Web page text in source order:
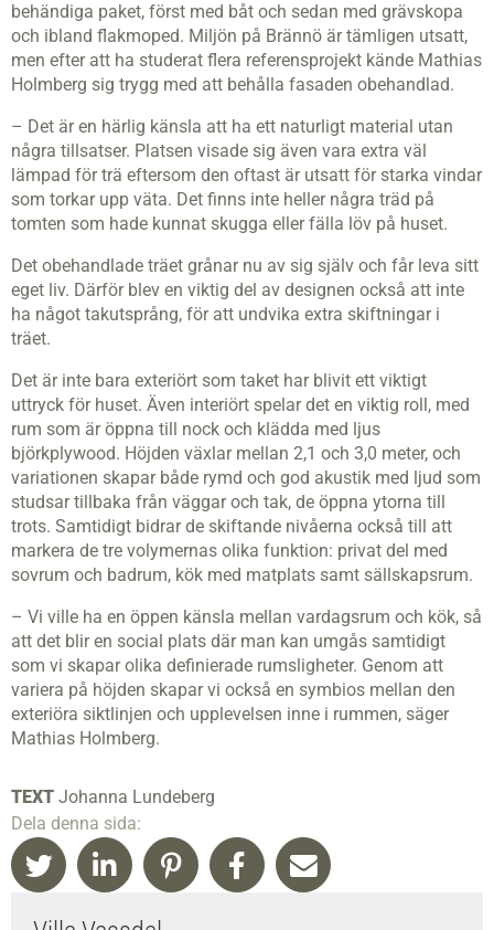
behändiga paket, först med båt och sedan med grävskopa
och ibland flakmoped. Miljön på Brännö är tämligen utsatt,
men efter att ha studerat flera referensprojekt kände Mathias
Holmberg sig trygg med att behålla fasaden obehandlad.
– Det är en härlig känsla att ha ett naturligt material utan
några tillsatser. Platsen visade sig även vara extra väl
lämpad för trä eftersom den oftast är utsatt för starka vindar
som torkar upp väta. Det finns inte heller några träd på
tomten som hade kunnat skugga eller fälla löv på huset.
Det obehandlade träet grånar nu av sig själv och får leva sitt
eget liv. Därför blev en viktig del av designen också att inte
ha något takutsprång, för att undvika extra skiftningar i
träet.
Det är inte bara exteriört som taket har blivit ett viktigt
uttryck för huset. Även interiört spelar det en viktig roll, med
rum som är öppna till nock och klädda med ljus
björkplywood. Höjden växlar mellan 2,1 och 3,0 meter, och
variationen skapar både rymd och god akustik med ljud som
studsar tillbaka från väggar och tak, de öppna ytorna till
trots. Samtidigt bidrar de skiftande nivåerna också till att
markera de tre volymernas olika funktion: privat del med
sovrum och badrum, kök med matplats samt sällskapsrum.
– Vi ville ha en öppen känsla mellan vardagsrum och kök, så
att det blir en social plats där man kan umgås samtidigt
som vi skapar olika definierade rumsligheter. Genom att
variera på höjden skapar vi också en symbios mellan den
exteriöra siktlinjen och upplevelsen inne i rummen, säger
Mathias Holmberg.
TEXT Johanna Lundeberg
Dela denna sida: